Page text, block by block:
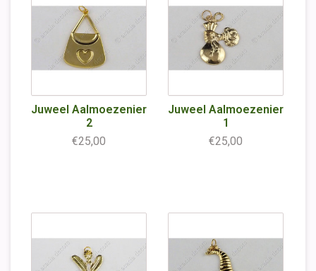
Juweel Aalmoezenier
2
€25,00
Juweel Aalmoezenier
1
€25,00